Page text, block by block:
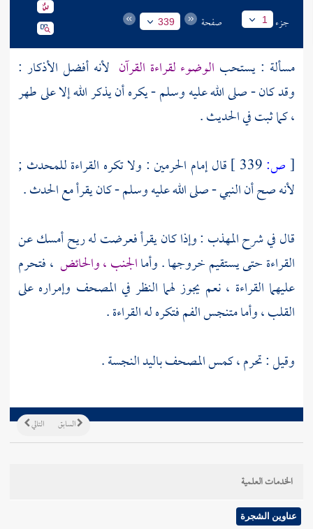
جزء 1 صفحة 339
مسألة : يستحب الوضوء لقراءة القرآن لأنه أفضل الأذكار :
وقد كان - صلى الله عليه وسلم - يكره أن يذكر الله إلا على طهر
، كما ثبت في الحديث .
[ص:
قال إمام الحرمين : ولا تكره القراءة للمحدث ;
لأنه صح أن النبي - صلى الله عليه وسلم - كان يقرأ مع الحدث .
قال في شرح المهذب : وإذا كان يقرأ فعرضت له ريح أمسك عن
القراءة حتى يستقيم خروجها . وأماالجنب ، والحائض ، فتحرم
عليهما القراءة ، نعم يجوز لهما النظر في المصحف وإمراره على
القلب ، وأما متنجس الفم فتكره له القراءة .
وقيل : تحرم ، كمس المصحف باليد النجسة .
التالي السابق
الخدمات العلمية
عناوين الشجرة